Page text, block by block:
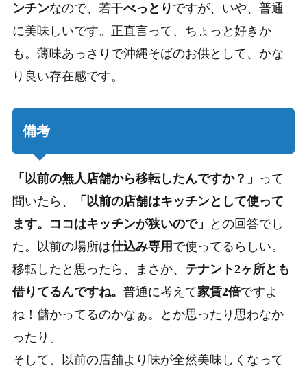
ンチンなので、若干べっとり ですが、いや、普通
に美味しいです。正直言って、ちょっと好きか
も。薄味あっさりで沖縄そばのお供として、かな
り良い存在感です。
備考
「以前の無人店舗から移転したんですか？」 って
聞いたら、
「以前の店舗はキッチンとして使って
ます。ココはキッチンが狭いので」
との回答でし
た。以前の場所は仕込み専用 で使ってるらしい。
移転したと思ったら、まさか、 テナント2ヶ所とも
借りてるんですね。 普通に考えて家賃2倍ですよ
ね！儲かってるのかなぁ。とか思ったり思わなか
ったり。
そして、以前の店舗より味が全然美味しくなって